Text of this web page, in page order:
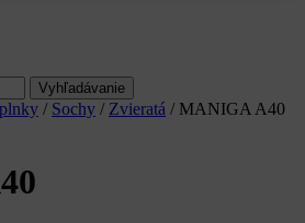
Vyhľadávanie
/ Sochy / Zvieratá / MANIGA A40